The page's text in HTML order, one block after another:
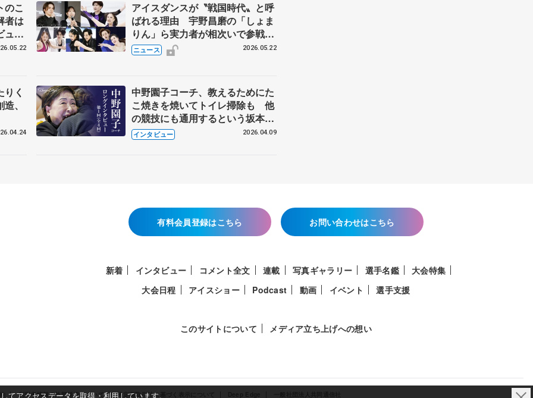
のこ
者は
ュー
人、
アイスダンスが〝戦国時代〟と呼
ばれる理由 宇野昌磨の「しょま
りん」ら実力者が相次いで参戦
国内の競争激化
ニュース 2026.05.22
く
、
中野園子コーチ、教えるためにた
こ焼きを焼いてトイレ掃除も 他
の競技にも通用するという坂本花
織の筋肉
インタビュー 2026.04.09
有料会員登録はこちら お問い合わせはこちら
新着 インタビュー コメント全文 連載 写真ギャラリー 選手名鑑
大会特集
大会日程
アイスショー Podcast 動画 イベント 選手支援
このサイトについて メディア立ち上げへの想い
利用者情報の外部送信について 特定商取引法に基づく表示について
アクセスデータを取得・利用しています。